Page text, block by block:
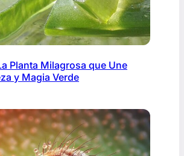
Planta Milagrosa que Une
y Magia Verde